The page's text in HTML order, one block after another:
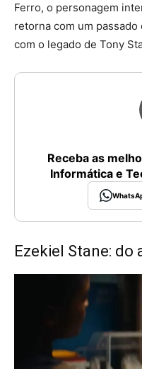
Ferro, o personagem
retorna com um
com o legado de Tony
Receba as
Informática e
Ezekiel Stane: